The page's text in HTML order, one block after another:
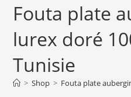
Fouta plate
lurex doré
Tunisie
> Shop > Fouta plate